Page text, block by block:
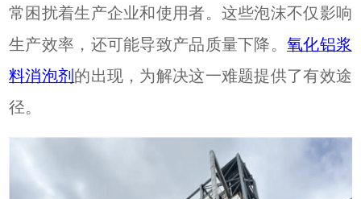
常困扰着生产企业和使用者。这些泡沫不仅影响
生产效率，还可能导致产品质量下降。 氧化铝浆
料消泡剂 的出现，为解决这一难题提供了有效途
径。